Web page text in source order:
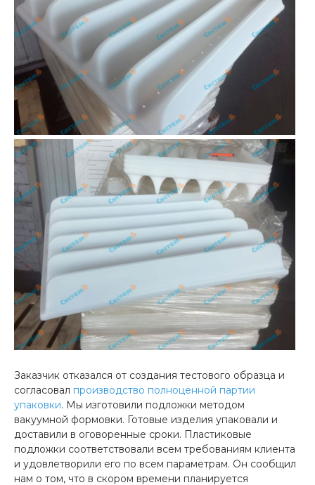
Заказчик отказался от создания тестового образца и
согласовал производство полноценной партии
упаковки. Мы изготовили подложки методом
вакуумной формовки. Готовые изделия упаковали и
доставили в оговоренные сроки. Пластиковые
подложки соответствовали всем требованиям клиента
и удовлетворили его по всем параметрам. Он сообщил
нам о том, что в скором времени планируется